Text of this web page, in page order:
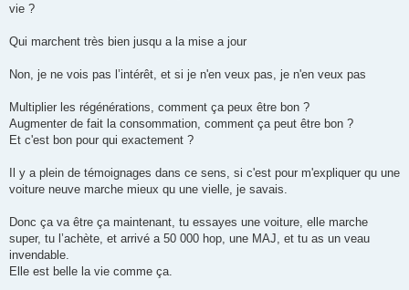
n
l
vie ?
Qui marchent très bien jusqu a la mise a jour
Non, je ne vois pas l’intérêt, et si je n'en veux pas, je n'en veux pas
Multiplier les régénérations, comment ça peux être bon ?
Augmenter de fait la consommation, comment ça peut être bon ?
Et c'est bon pour qui exactement ?
Il y a plein de témoignages dans ce sens, si c'est pour m'expliquer qu une
voiture neuve marche mieux qu une vielle, je savais.
Donc ça va être ça maintenant, tu essayes une voiture, elle marche
super, tu l’achète, et arrivé a 50 000 hop, une MAJ, et tu as un veau
invendable.
Elle est belle la vie comme ça.